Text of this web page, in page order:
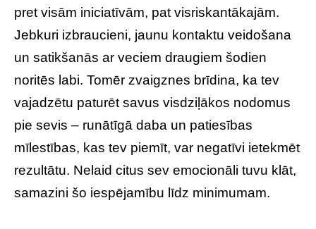
pret visām iniciatīvām, pat visriskantākajām.
Jebkuri izbraucieni, jaunu kontaktu veidošana
un satikšanās ar veciem draugiem šodien
noritēs labi. Tomēr zvaigznes brīdina, ka tev
vajadzētu paturēt savus visdziļākos nodomus
pie sevis – runātīgā daba un patiesības
mīlestības, kas tev piemīt, var negatīvi ietekmēt
rezultātu. Nelaid citus sev emocionāli tuvu klāt,
samazini šo iespējamību līdz minimumam.